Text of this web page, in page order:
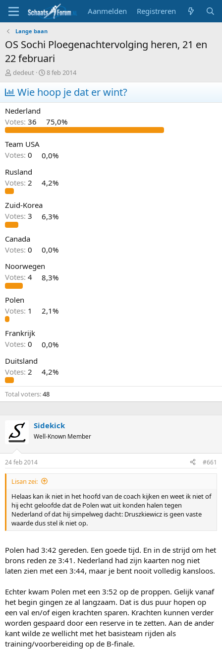
Aanmelden Registreren
Lange baan
OS Sochi Ploegenachtervolging heren, 21 en
22 februari
T
o
p
i
c
s
t
a
r
t
r
dedeut
S
t
a
r
a
t
m
8 feb 2014
Wie hoop je dat er wint?
Nederland
Votes: 36 75,0%
Team USA
Votes: 0
0,0%
Rusland
Votes: 2 4,2%
Zuid-Korea
Votes: 3 6,3%
Canada
Votes: 0
0,0%
Noorwegen
Votes: 4 8,3%
Polen
Votes: 1 2,1%
Frankrijk
Votes: 0
0,0%
Duitsland
Votes: 2 4,2%
Total voters 48
Sidekick
Well-Known Member
24 feb 2014 #661
Lisan zei:
Helaas kan ik niet in het hoofd van de coach kijken en weet ik niet of
hij echt geloofde dat de Polen wat uit konden halen tegen
Nederland of dat hij simpelweg dacht: Druszkiewicz is geen vaste
waarde dus stel ik niet op.
Polen had 3:42 gereden. Een goede tijd. En in de strijd om het
brons reden ze 3:41. Nederland had zijn kaarten nog niet
laten zien met een 3:44, maar je bent nooit volledig kansloos.
Echter kwam Polen met een 3:52 op de proppen. Gelijk vanaf
het begin gingen ze al langzaam. Dat is dus puur hopen op
een val en/of eigen krachten sparen. Krachten kunnen verder
worden gespaard door een reserve in te zetten. Aan de ander
kant wilde ze wellicht met het basisteam rijden als
training/voorbereiding op de B-finale.